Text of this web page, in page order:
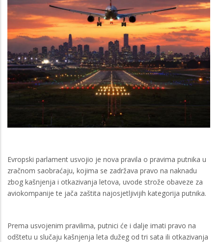
Evropski parlament usvojio je nova pravila o pravima putnika u
zračnom saobraćaju, kojima se zadržava pravo na naknadu
zbog kašnjenja i otkazivanja letova, uvode strože obaveze za
aviokompanije te jača zaštita najosjetljivijih kategorija putnika.
Prema usvojenim pravilima, putnici će i dalje imati pravo na
odštetu u slučaju kašnjenja leta dužeg od tri sata ili otkazivanja